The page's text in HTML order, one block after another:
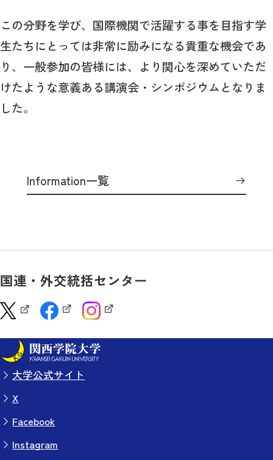
この分野を学び、国際機関で活躍する事を目指す学
生たちにとっては非常に励みになる貴重な機会であ
り、一般参加の皆様には、より関心を深めていただ
けたような意義ある講演会・シンポジウムとなりま
した。
Information一覧
国連・外交統括センター
大学公式サイト
X
Facebook
Instagram